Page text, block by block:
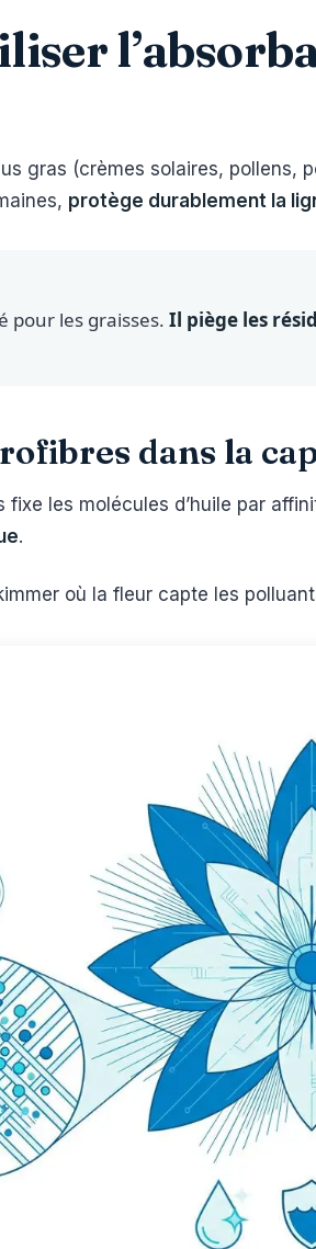
gras (crèmes solaires, pollens,
protège durablement la
pour les graisses. Il piège les
dans la
les molécules d’huile par
.
où la fleur capte les